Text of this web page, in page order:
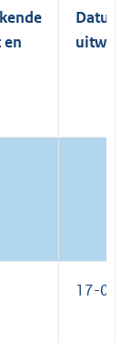
en
Datum
17-02-